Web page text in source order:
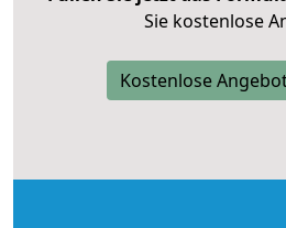
Sie kostenlose
Kostenlose